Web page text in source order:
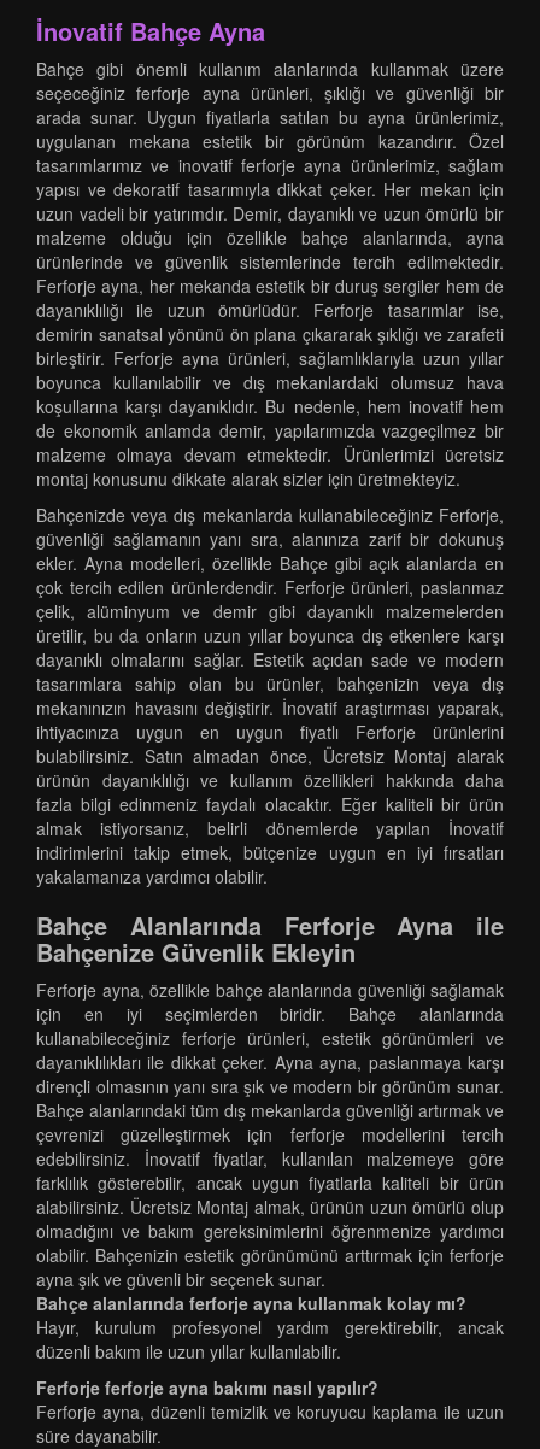
İnovatif Bahçe Ayna
Bahçe gibi önemli kullanım alanlarında kullanmak üzere
seçeceğiniz ferforje ayna ürünleri, şıklığı ve güvenliği bir
arada sunar. Uygun fiyatlarla satılan bu ayna ürünlerimiz,
uygulanan mekana estetik bir görünüm kazandırır. Özel
tasarımlarımız ve inovatif ferforje ayna ürünlerimiz, sağlam
yapısı ve dekoratif tasarımıyla dikkat çeker. Her mekan için
uzun vadeli bir yatırımdır. Demir, dayanıklı ve uzun ömürlü bir
malzeme olduğu için özellikle bahçe alanlarında, ayna
ürünlerinde ve güvenlik sistemlerinde tercih edilmektedir.
Ferforje ayna, her mekanda estetik bir duruş sergiler hem de
dayanıklılığı ile uzun ömürlüdür. Ferforje tasarımlar ise,
demirin sanatsal yönünü ön plana çıkararak şıklığı ve zarafeti
birleştirir. Ferforje ayna ürünleri, sağlamlıklarıyla uzun yıllar
boyunca kullanılabilir ve dış mekanlardaki olumsuz hava
koşullarına karşı dayanıklıdır. Bu nedenle, hem inovatif hem
de ekonomik anlamda demir, yapılarımızda vazgeçilmez bir
malzeme olmaya devam etmektedir. Ürünlerimizi ücretsiz
montaj konusunu dikkate alarak sizler için üretmekteyiz.
Bahçenizde veya dış mekanlarda kullanabileceğiniz Ferforje,
güvenliği sağlamanın yanı sıra, alanınıza zarif bir dokunuş
ekler. Ayna modelleri, özellikle Bahçe gibi açık alanlarda en
çok tercih edilen ürünlerdendir. Ferforje ürünleri, paslanmaz
çelik, alüminyum ve demir gibi dayanıklı malzemelerden
üretilir, bu da onların uzun yıllar boyunca dış etkenlere karşı
dayanıklı olmalarını sağlar. Estetik açıdan sade ve modern
tasarımlara sahip olan bu ürünler, bahçenizin veya dış
mekanınızın havasını değiştirir. İnovatif araştırması yaparak,
ihtiyacınıza uygun en uygun fiyatlı Ferforje ürünlerini
bulabilirsiniz. Satın almadan önce, Ücretsiz Montaj alarak
ürünün dayanıklılığı ve kullanım özellikleri hakkında daha
fazla bilgi edinmeniz faydalı olacaktır. Eğer kaliteli bir ürün
almak istiyorsanız, belirli dönemlerde yapılan İnovatif
indirimlerini takip etmek, bütçenize uygun en iyi fırsatları
yakalamanıza yardımcı olabilir.
Bahçe Alanlarında Ferforje Ayna ile
Bahçenize Güvenlik Ekleyin
Ferforje ayna, özellikle bahçe alanlarında güvenliği sağlamak
için en iyi seçimlerden biridir. Bahçe alanlarında
kullanabileceğiniz ferforje ürünleri, estetik görünümleri ve
dayanıklılıkları ile dikkat çeker. Ayna ayna, paslanmaya karşı
dirençli olmasının yanı sıra şık ve modern bir görünüm sunar.
Bahçe alanlarındaki tüm dış mekanlarda güvenliği artırmak ve
çevrenizi güzelleştirmek için ferforje modellerini tercih
edebilirsiniz. İnovatif fiyatlar, kullanılan malzemeye göre
farklılık gösterebilir, ancak uygun fiyatlarla kaliteli bir ürün
alabilirsiniz. Ücretsiz Montaj almak, ürünün uzun ömürlü olup
olmadığını ve bakım gereksinimlerini öğrenmenize yardımcı
olabilir. Bahçenizin estetik görünümünü arttırmak için ferforje
ayna şık ve güvenli bir seçenek sunar.
Bahçe alanlarında ferforje ayna kullanmak kolay mı?
Hayır, kurulum profesyonel yardım gerektirebilir, ancak
düzenli bakım ile uzun yıllar kullanılabilir.
Ferforje ferforje ayna bakımı nasıl yapılır?
Ferforje ayna, düzenli temizlik ve koruyucu kaplama ile uzun
süre dayanabilir.